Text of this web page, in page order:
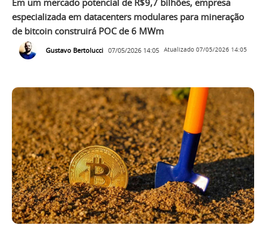
Em um mercado potencial de R$9,7 bilhões, empresa
especializada em datacenters modulares para mineração
de bitcoin construirá POC de 6 MWm
Gustavo Bertolucci 07/05/2026 14:05 Atualizado 07/05/2026 14:05